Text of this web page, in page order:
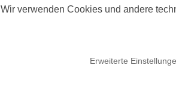
Wir verwenden Cookies und andere
Erweiterte